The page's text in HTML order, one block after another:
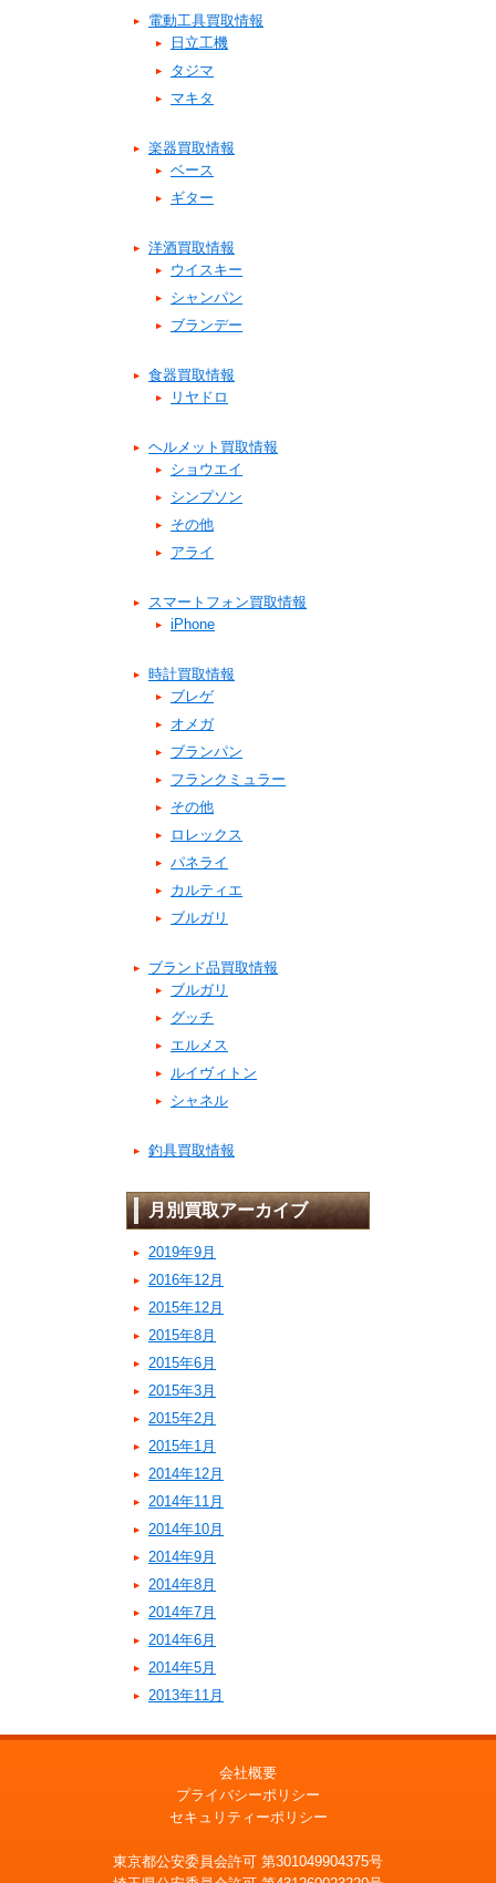
電動工具買取情報
日立工機
タジマ
マキタ
楽器買取情報
ベース
ギター
洋酒買取情報
ウイスキー
シャンパン
ブランデー
食器買取情報
リヤドロ
ヘルメット買取情報
ショウエイ
シンプソン
その他
アライ
スマートフォン買取情報
iPhone
時計買取情報
ブレゲ
オメガ
ブランパン
フランクミュラー
その他
ロレックス
パネライ
カルティエ
ブルガリ
ブランド品買取情報
ブルガリ
グッチ
エルメス
ルイヴィトン
シャネル
釣具買取情報
月別買取アーカイブ
2019年9月
2016年12月
2015年12月
2015年8月
2015年6月
2015年3月
2015年2月
2015年1月
2014年12月
2014年11月
2014年10月
2014年9月
2014年8月
2014年7月
2014年6月
2014年5月
2013年11月
会社概要
プライバシーポリシー
セキュリティーポリシー
東京都公安委員会許可 第301049904375号